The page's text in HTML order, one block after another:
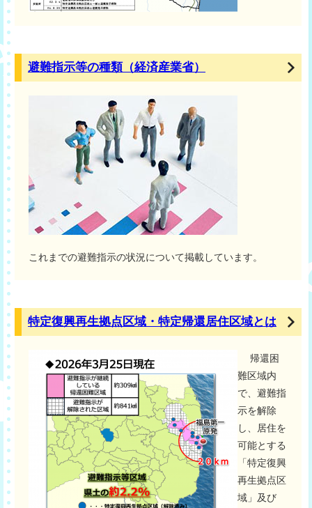
避難指示等の種類（経済産業省）
これまでの避難指示の状況について掲載しています。
特定復興再生拠点区域・特定帰還居住区域とは
帰還困
難区域内
で、避難指
示を解除
し、居住を
可能とする
「特定復興
再生拠点区
域」及び